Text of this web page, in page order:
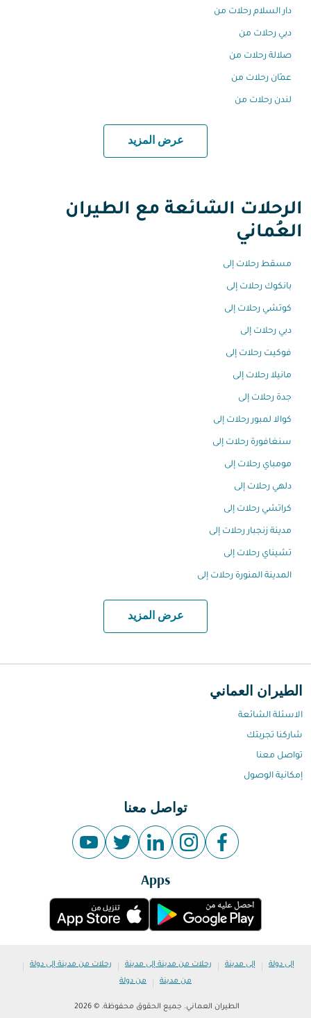
دار السلام رحلات من
دبي رحلات من
صلالة رحلات من
عمّان رحلات من
لندن رحلات من
عرض المزيد
الرحلات الشائعة مع الطيران
العُماني
مسقط رحلات إلى
بانكوك رحلات إلى
كوتشي رحلات إلى
دبي رحلات إلى
فوكيت رحلات إلى
مانيلا رحلات إلى
جدة رحلات إلى
كوالا لمبور رحلات إلى
سنغافورة رحلات إلى
مومباي رحلات إلى
دلهي رحلات إلى
كراتشي رحلات إلى
مدينة زنجبار رحلات إلى
تشيناي رحلات إلى
المدينة المنورة رحلات إلى
عرض المزيد
الطيران العماني
الاسئلة الشائعة
شاركنا تجربتك
تواصل معنا
إمكانية الوصول
تواصل معنا
Apps
إلى دولة | إلى مدينة | رحلات من مدينة إلى مدينة | رحلات من مدينة إلى دولة |
من مدينة | من دولة
الطيران العماني. جميع الحقوق محفوظة. © 2026